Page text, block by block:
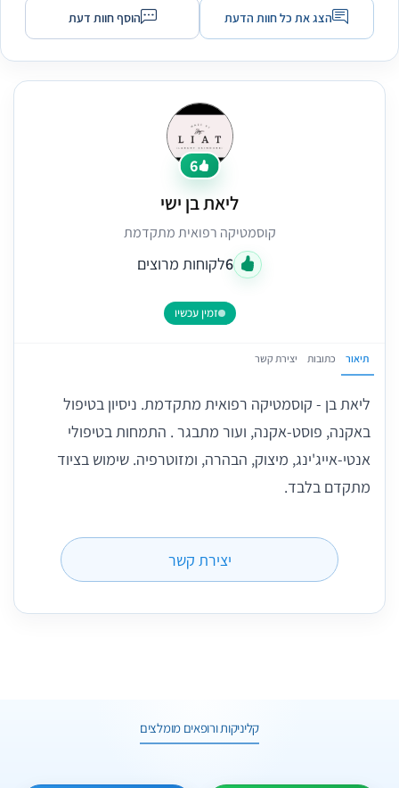
הצג את כל חוות הדעת הוסף חוות דעת
6
ליאת בן ישי
קוסמטיקה רפואית מתקדמת
6לקוחות מרוצים
זמין עכשיו
תיאור כתובות יצירת קשר
ליאת בן - קוסמטיקה רפואית מתקדמת. ניסיון בטיפול
באקנה, פוסט-אקנה, ועור מתבגר . התמחות בטיפולי
אנטי-אייג'ינג, מיצוק, הבהרה, ומזוטרפיה. שימוש בציוד
מתקדם בלבד.
יצירת קשר
קליניקות ורופאים מומלצים
2 תמונות